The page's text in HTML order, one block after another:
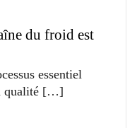
du froid est
essentiel
qualité